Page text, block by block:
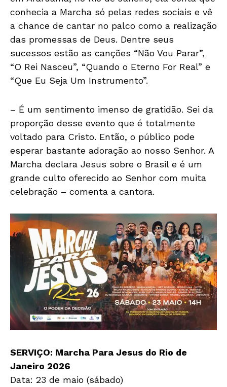
conhecia a Marcha só pelas redes sociais e vê
a chance de cantar no palco como a realização
das promessas de Deus. Dentre seus
sucessos estão as canções “Não Vou Parar”,
“O Rei Nasceu”, “Quando o Eterno For Real” e
“Que Eu Seja Um Instrumento”.
– É um sentimento imenso de gratidão. Sei da
proporção desse evento que é totalmente
voltado para Cristo. Então, o público pode
esperar bastante adoração ao nosso Senhor. A
Marcha declara Jesus sobre o Brasil e é um
grande culto oferecido ao Senhor com muita
celebração – comenta a cantora.
SERVIÇO: Marcha Para Jesus do Rio de
Janeiro 2026
Data: 23 de maio (sábado)